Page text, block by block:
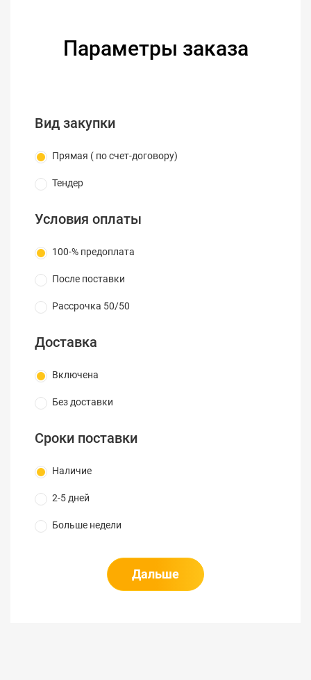
проектор универсальный внешний источник
питания в комплекте
Параметры заказа
Вид закупки
Прямая ( по счет-договору)
Тендер
Условия оплаты
100-% предоплата
После поставки
Рассрочка 50/50
Доставка
Включена
Без доставки
Сроки поставки
Наличие
2-5 дней
Больше недели
Дальше